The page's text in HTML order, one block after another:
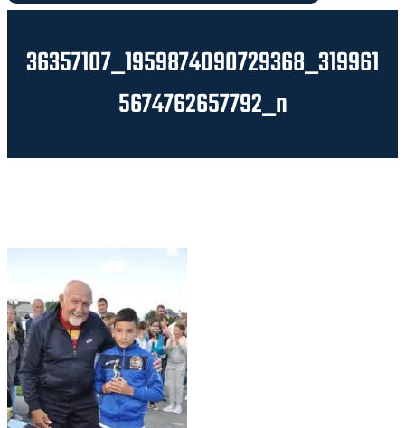
36357107_1959874090729368_319961
5674762657792_n